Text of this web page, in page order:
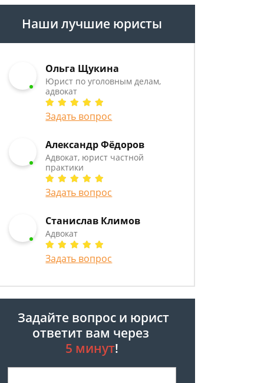
Наши лучшие юристы
Ольга Щукина
Юрист по уголовным делам,
адвокат
Задать вопрос
Александр Фёдоров
Адвокат, юрист частной
практики
Задать вопрос
Станислав Климов
Адвокат
Задать вопрос
Задайте вопрос и юрист
ответит вам через
5 минут!